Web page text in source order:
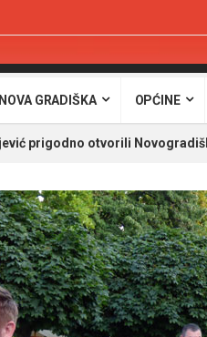
GRADIŠKA OPĆINE
prigodno otvorili